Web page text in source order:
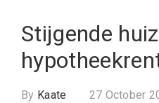
Stijgende
By Kaate 27 October